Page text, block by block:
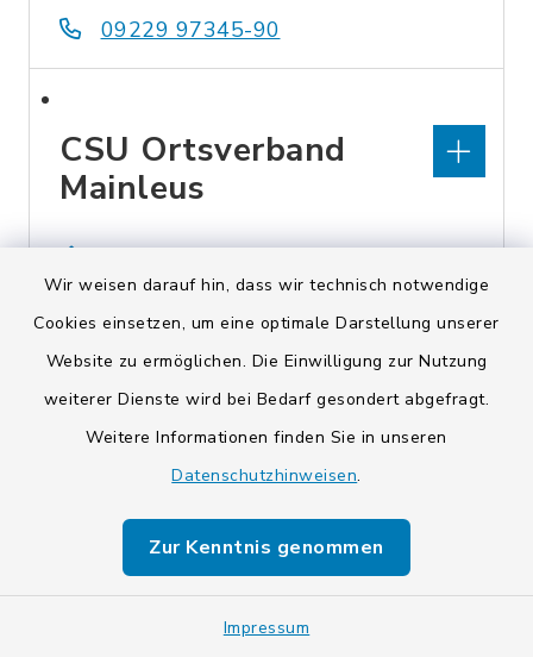
Wir weisen darauf hin, dass wir technisch notwendige
Cookies einsetzen, um eine optimale Darstellung unserer
Website zu ermöglichen. Die Einwilligung zur Nutzung
weiterer Dienste wird bei Bedarf gesondert abgefragt.
Weitere Informationen finden Sie in unseren
Datenschutzhinweisen.
Zur Kenntnis genommen
Impressum
09229 97345-90
CSU Ortsverband
Mainleus
Kirschleite 11, 95336
Mainleus
Robert Bosch
https://www.csu-mainleus.de